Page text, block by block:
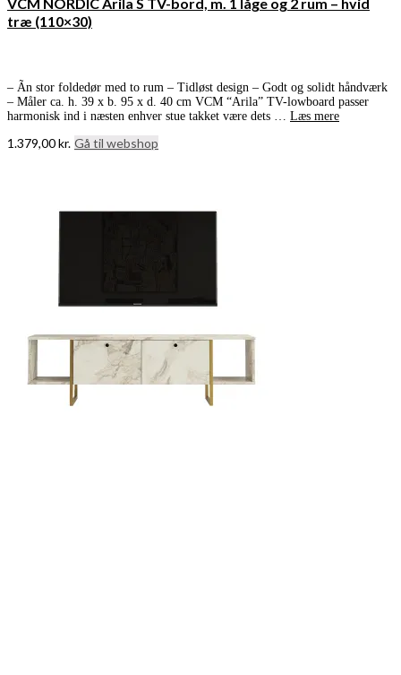
træ (110×30)
– Ãn stor foldedør med to rum – Tidløst design – Godt og solidt håndværk
– Måler ca. h. 39 x b. 95 x d. 40 cm VCM “Arila” TV-lowboard passer
harmonisk ind i næsten enhver stue takket være dets … Læs mere
1.379,00kr. Gå til webshop